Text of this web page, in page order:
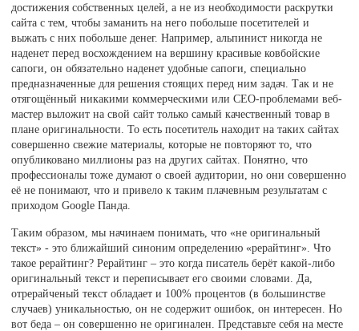
достижения собственных целей, а не из необходимости раскрутки
сайта с тем, чтобы заманить на него побольше посетителей и
выжать с них побольше денег. Например, альпинист никогда не
наденет перед восхождением на вершину красивые ковбойские
сапоги, он обязательно наденет удобные сапоги, специально
предназначенные для решения стоящих перед ним задач. Так и не
отягощённый никакими коммерческими или СЕО-проблемами веб-
мастер выложит на свой сайт только самый качественный товар в
плане оригинальности. То есть посетитель находит на таких сайтах
совершенно свежие материалы, которые не повторяют то, что
опубликовано миллионы раз на других сайтах. Понятно, что
профессионалы тоже думают о своей аудитории, но они совершенно
её не понимают, что и привело к таким плачевным результатам с
приходом Google Панда.
Таким образом, мы начинаем понимать, что «не оригинальный
текст» - это ближайший синоним определению «рерайтинг». Что
такое рерайтинг? Рерайтинг – это когда писатель берёт какой-либо
оригинальный текст и переписывает его своими словами. Да,
отрерайченый текст обладает и 100% процентов (в большинстве
случаев) уникальностью, он не содержит ошибок, он интересен. Но
вот беда – он совершенно не оригинален. Представьте себя на месте